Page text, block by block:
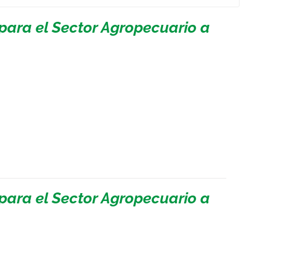
el Sector Agropecuario a
el Sector Agropecuario a